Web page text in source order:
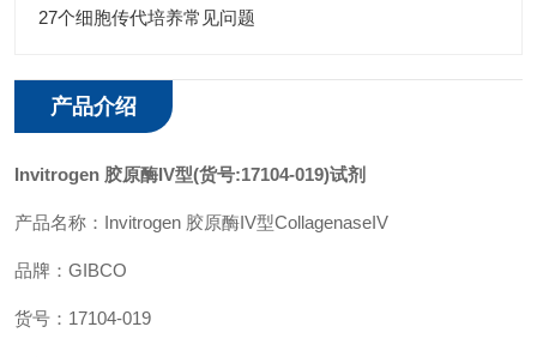
27个细胞传代培养常见问题
产品介绍
Invitrogen 胶原酶IV型(货号:17104-019)试剂
产品名称： Invitrogen 胶原酶IV型CollagenaseIV
品牌： GIBCO
货号： 17104-019